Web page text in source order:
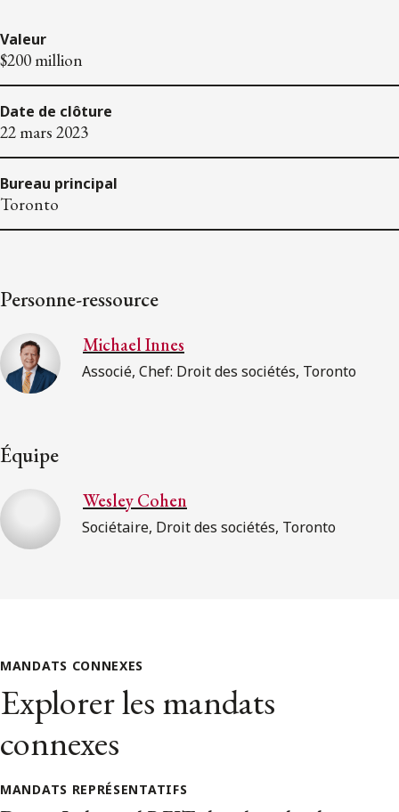
Valeur
$200 million
Date de clôture
22 mars 2023
Bureau principal
Toronto
Personne-ressource
Michael Innes
Associé, Chef: Droit des sociétés, Toronto
Équipe
Wesley Cohen
Sociétaire, Droit des sociétés, Toronto
MANDATS CONNEXES
Explorer les mandats
connexes
MANDATS REPRÉSENTATIFS